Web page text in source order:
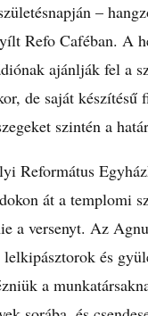
–
Refo Caféban. A
ajánlják fel a
de saját készítésű
szintén a
Református
át a templomi
a versenyt. Az
és
a